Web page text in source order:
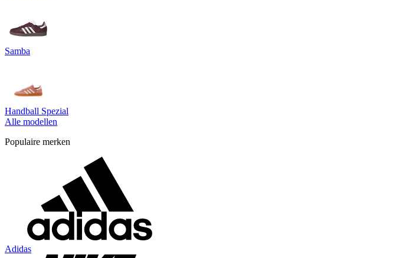
Samba
Handball Spezial
Alle modellen
Populaire merken
Adidas